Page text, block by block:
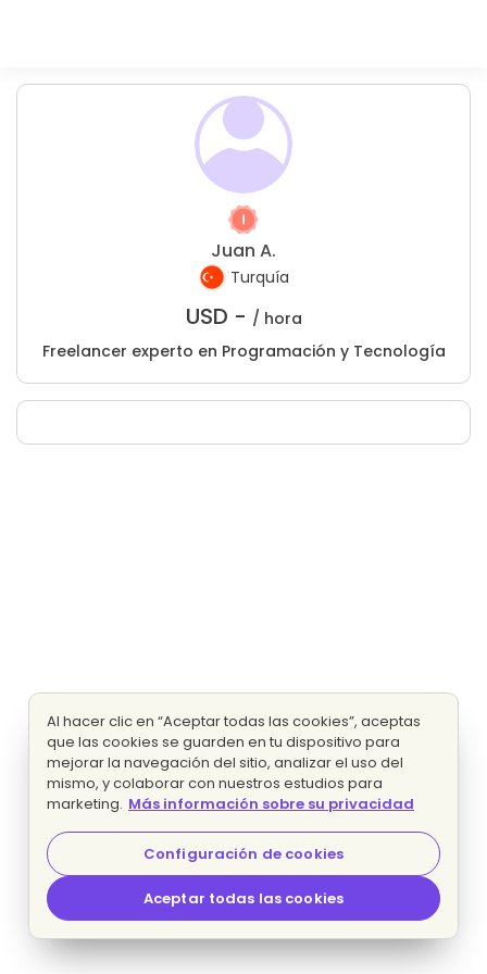
Juan A.
Turquía
USD - / hora
Freelancer experto en Programación y Tecnología
Al hacer clic en “Aceptar todas las cookies”, aceptas
que las cookies se guarden en tu dispositivo para
mejorar la navegación del sitio, analizar el uso del
mismo, y colaborar con nuestros estudios para
marketing. Más información sobre su privacidad
Configuración de cookies
Aceptar todas las cookies